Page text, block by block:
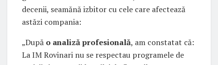
decenii, seamănă izbitor cu cele care afectează
astăzi compania:
„După o analiză profesională, am constatat că:
La IM Rovinari nu se respectau programele de